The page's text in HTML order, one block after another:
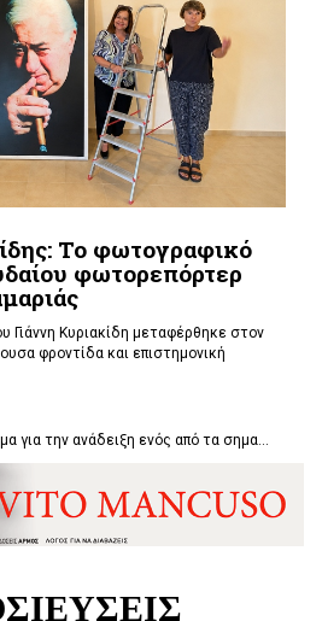
Το φωτογραφικό
φωτορεπόρτερ
Γιάννη Κυριακίδη μεταφέρθηκε στον
φροντίδα και επιστημονική
για την ανάδειξη ενός από τα σημα...